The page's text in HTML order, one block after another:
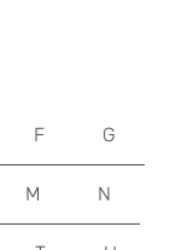
F G
M N